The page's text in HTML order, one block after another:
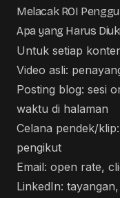
Melacak ROI
Apa yang Harus
Untuk setiap
Video asli:
Posting blog: sesi
waktu di halaman
Celana pendek/
pengikut
Email: open rate,
LinkedIn: